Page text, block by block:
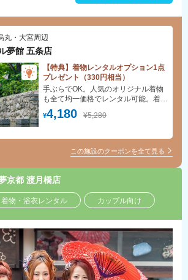
丸・大宮周辺
夢館 五条店
【特典】着物レンタルオプション1点
プレゼント（330円相当）
¥4,180 ¥5,280
手ぶらでOK。人気のオリジナル着物
も全て均一価格でレンタル可能。着物
の色柄・種類・サイズともに豊富。手
荷物は無料で預けられます。
この施設のクーポンを全て見る
京都 渡月橋店
着物・浴衣レンタル カップル向け